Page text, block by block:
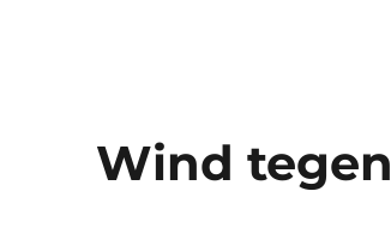
Wind tegen